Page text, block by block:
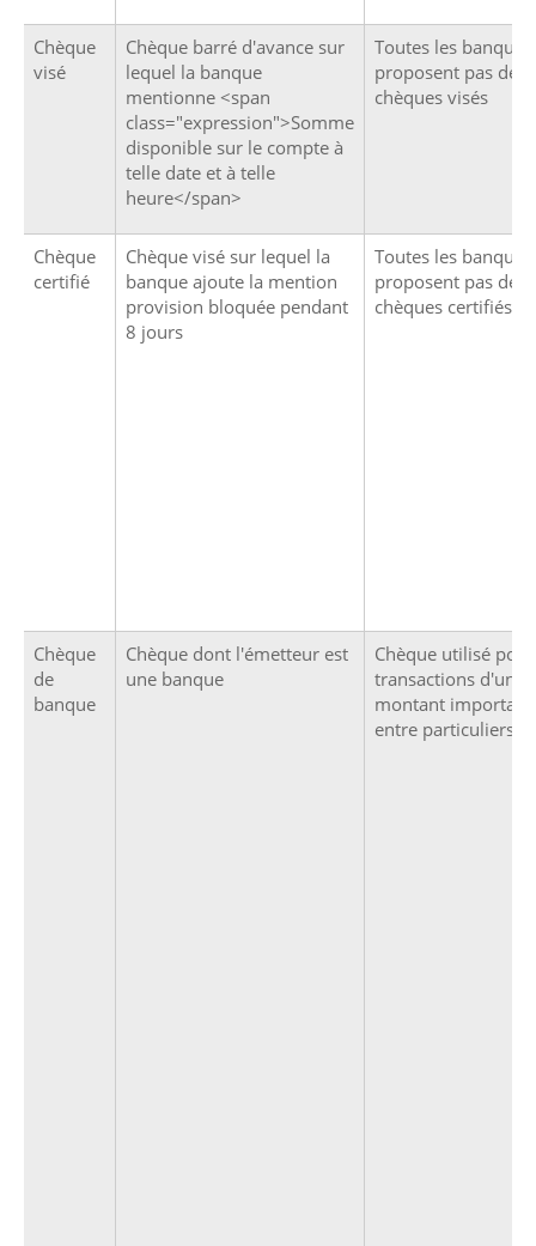
Chèque
visé
Chèque barré d'avance sur
lequel la banque
mentionne <span
class="expression">Somme
disponible sur le compte à
telle date et à telle
heure</span>
Toutes les
proposent pas de
chèques visés
Chèque
certifié
Chèque visé sur lequel la
banque ajoute la mention
provision bloquée pendant
8 jours
Toutes les
proposent pas de
chèques certifiés
Chèque
de
banque
Chèque dont l'émetteur est
une banque
Chèque utilisé
transactions d'un
montant important
entre particuliers